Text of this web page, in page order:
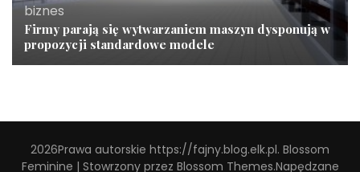
biznes
Firmy parają się wytwarzaniem maszyn dysponują w
propozycji standardowe modele
2026Prawa autorskie https://fajny.blog.elk.pl. Blossom
Feminine | Stowrzony przez Blossom Themes.Napędzane